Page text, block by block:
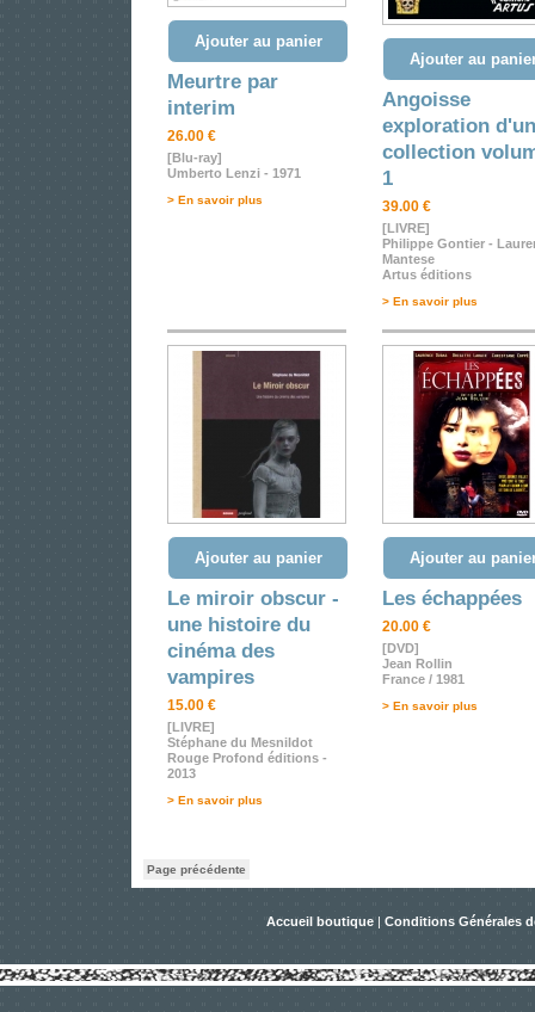
Ajouter au panier
Meurtre par
interim
26.00 €
[Blu-ray]
Umberto Lenzi - 1971
> En savoir plus
Ajouter au
Angoisse
exploration
collection
1
39.00 €
[LIVRE]
Philippe Gontier -
Mantese
Artus éditions
> En savoir plus
Ajouter au panier
Le miroir obscur -
une histoire du
cinéma des
vampires
15.00 €
[LIVRE]
Stéphane du Mesnildot
Rouge Profond éditions -
2013
> En savoir plus
Ajouter au
Les échappées
20.00 €
[DVD]
Jean Rollin
France / 1981
> En savoir plus
Page précédente
Accueil boutique | Conditions Générales